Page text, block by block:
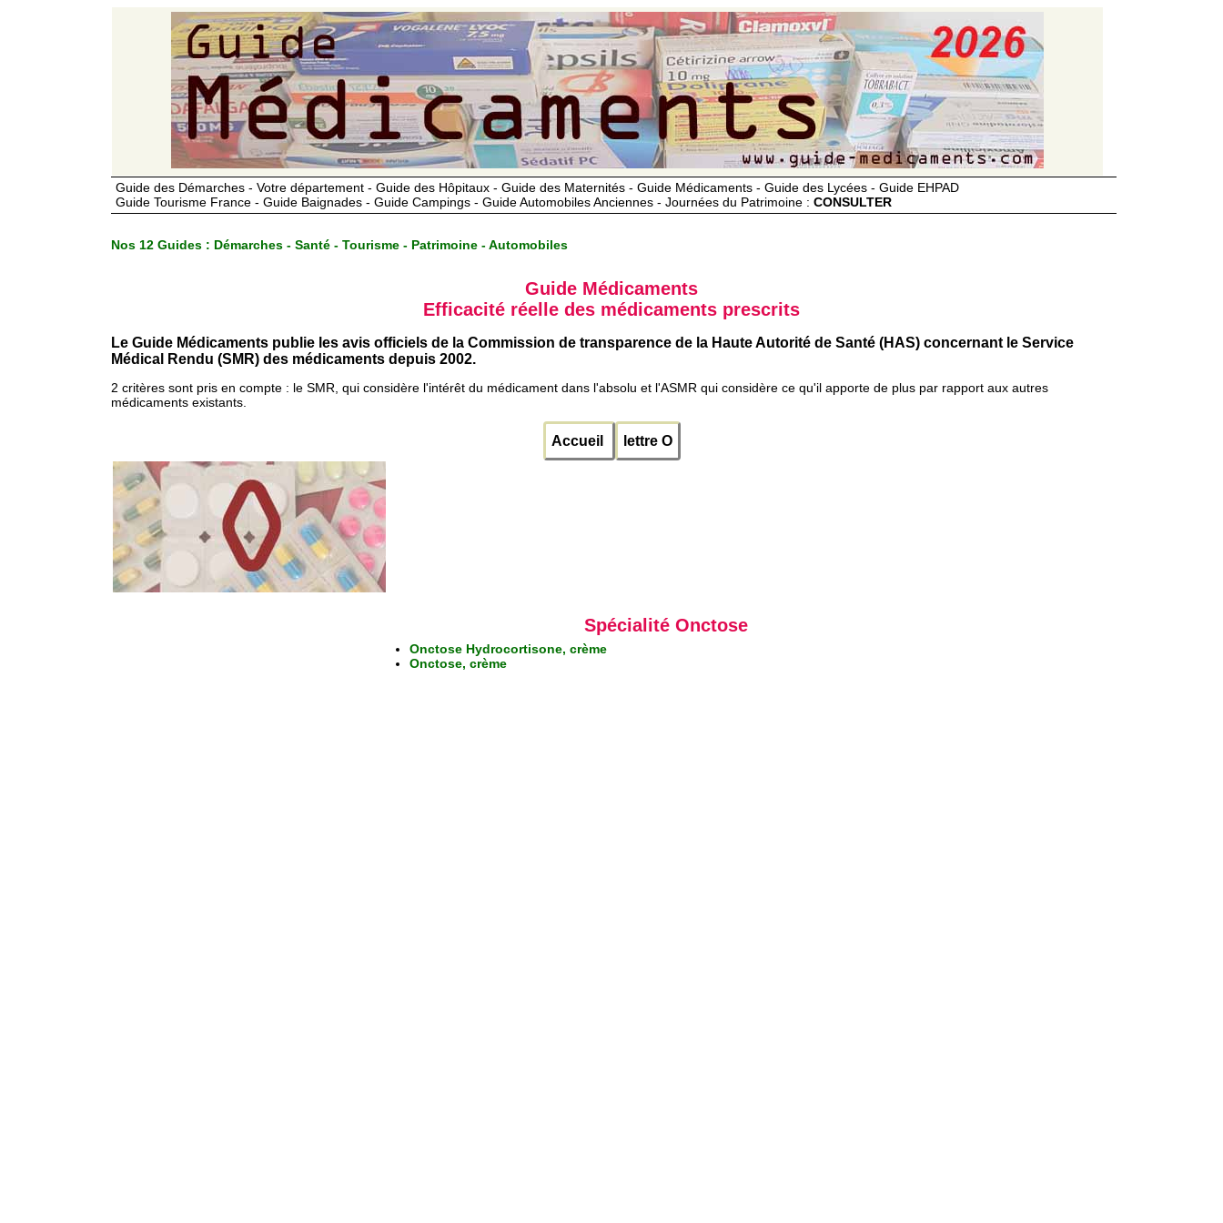
Guide des Démarches - Votre département - Guide des Hôpitaux - Guide des Maternités - Guide Médicaments - Guide des Lycées - Guide EHPAD
Guide Tourisme France - Guide Baignades - Guide Campings - Guide Automobiles Anciennes - Journées du Patrimoine : CONSULTER
Nos 12 Guides : Démarches - Santé - Tourisme - Patrimoine - Automobiles
Guide Médicaments
Efficacité réelle des médicaments prescrits
Le Guide Médicaments publie les avis officiels de la Commission de transparence de la Haute Autorité de Santé (HAS) concernant le Service
Médical Rendu (SMR) des médicaments depuis 2002.
2 critères sont pris en compte : le SMR, qui considère l'intérêt du médicament dans l'absolu et l'ASMR qui considère ce qu'il apporte de plus par rapport aux autres
médicaments existants.
Accueil lettre O
Spécialité Onctose
Onctose Hydrocortisone, crème
Onctose, crème